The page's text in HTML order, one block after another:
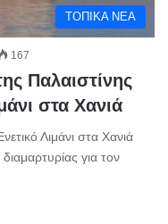
ΤΟΠΙΚΑ ΝΕΑ
167
Παλαιστίνης
στα Χανιά
Λιμάνι στα Χανιά
για τον